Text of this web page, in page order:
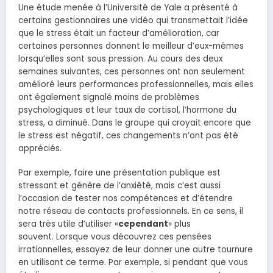
Une étude menée à l’Université de Yale a présenté à
certains gestionnaires une vidéo qui transmettait l’idée
que le stress était un facteur d’amélioration, car
certaines personnes donnent le meilleur d’eux-mêmes
lorsqu’elles sont sous pression. Au cours des deux
semaines suivantes, ces personnes ont non seulement
amélioré leurs performances professionnelles, mais elles
ont également signalé moins de problèmes
psychologiques et leur taux de cortisol, l’hormone du
stress, a diminué. Dans le groupe qui croyait encore que
le stress est négatif, ces changements n’ont pas été
appréciés.
Par exemple, faire une présentation publique est
stressant et génère de l’anxiété, mais c’est aussi
l’occasion de tester nos compétences et d’étendre
notre réseau de contacts professionnels. En ce sens, il
sera très utile d’utiliser «cependant» plus
souvent. Lorsque vous découvrez ces pensées
irrationnelles, essayez de leur donner une autre tournure
en utilisant ce terme. Par exemple, si pendant que vous